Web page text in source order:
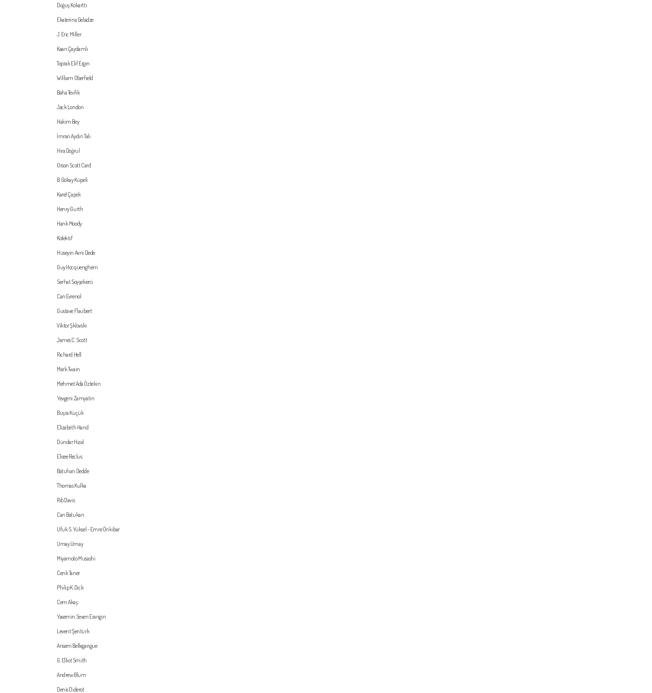
Doğuş Kökarttı
Ekaterina Geladze
J. Eric Miller
Kaan Çaydamlı
Toprak Elif Ergin
William Oberfield
Baha Tevfik
Jack London
Hakim Bey
İmran Aydın Tali
Hira Doğrul
Orson Scott Card
B. Gökay Küpeli
Karel Çapek
Henry Gurth
Hank Moody
Kolektif
Hüseyin Avni Dede
Guy Hocquenghem
Serhat Soyşekerci
Can Evrenol
Gustave Flaubert
Viktor Şklovski
James C. Scott
Richard Hell
Mark Twain
Mehmet Ada Öztekin
Yevgeni Zamyatin
Büşra Küçük
Elizabeth Hand
Dündar Hızal
Elisee Reclus
Batuhan Dedde
Thomas Kulka
Rib Davis
Can Batukan
Ufuk S. Yüksel - Emre Önkibar
Umay Umay
Miyamoto Musashi
Cenk Taner
Philip K. Dick
Cem Akaş
Yasemin Seven Erangin
Levent Şentürk
Ansem Bellegarigue
G. Elliot Smith
Andrew Blum
Denis Diderot